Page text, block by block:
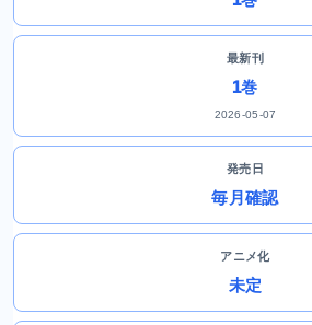
最新刊
1巻
2026-05-07
発売日
毎月確認
アニメ化
未定